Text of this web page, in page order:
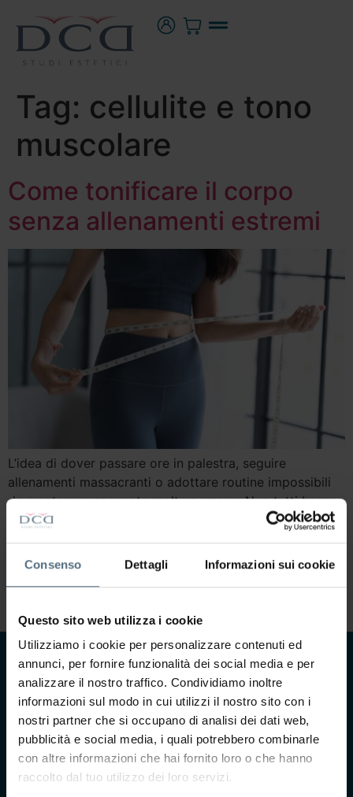
Consenso Dettagli Informazioni sui cookie
Questo sito web utilizza i cookie
Utilizziamo i cookie per personalizzare contenuti ed
annunci, per fornire funzionalità dei social media e per
analizzare il nostro traffico. Condividiamo inoltre
informazioni sul modo in cui utilizzi il nostro sito con i
nostri partner che si occupano di analisi dei dati web,
pubblicità e social media, i quali potrebbero combinarle
con altre informazioni che hai fornito loro o che hanno
raccolto dal tuo utilizzo dei loro servizi.
Tag: cellulite e tono
muscolare
Come tonificare il corpo
senza allenamenti estremi
L’idea di dover passare ore in palestra, seguire
allenamenti massacranti o adottare routine impossibili
da mantenere spaventa molte persone. Non tutti hanno
il tempo, l’energia o la voglia di affrontare percorsi
tonificare il corpo non significa necessariamente vivere
tra tapis roulant, pesi e sessioni intensive. Oggi esistono
CONTATTACI
Ti interessa saperne di
più?
Compila il form e il
nostro team ti
ricontatterà per